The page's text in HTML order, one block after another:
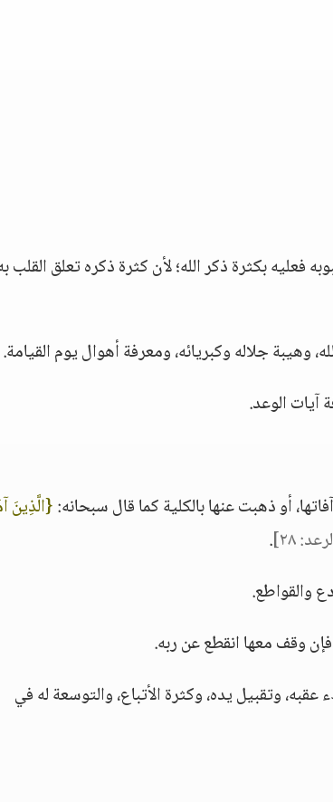
بكثرة ذكر الله؛ لأن كثرة ذكره تعلق القلب
جلاله وكبريائه، ومعرفة أهوال يوم القيامة.
آيات الوعد.
أو ذهبت عنها بالكلية كما قال سبحانه:{الَّذِينَ
٢٨]
.
والقواطع.
فإن وقف معها انقطع عن ربه.
وتقبيل يده، وكثرة الأتباع، والتوسعة له في